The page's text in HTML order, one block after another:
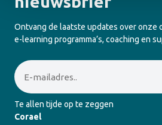
Ontvang de laatste updates over onze
e-learning programma’s, coaching en
Email
Te allen tijde op te zeggen
Corael